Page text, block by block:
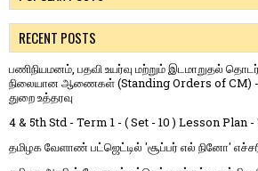
RECENT POSTS
பணிநியமனம், பதவி உயர்வு மற்றும் இடமாறுதல்
நிலையான ஆணைகள் (Standing Orders of
துறை உத்தரவு
4 & 5th Std - Term 1 - ( Set - 10 ) Lesson Plan
தமிழக வேளாண் பட்ஜெட்டில் 'சூப்பர் எல் நினோ'